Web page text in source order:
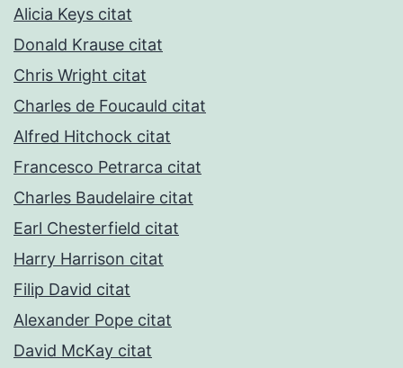
Alicia Keys citat
Donald Krause citat
Chris Wright citat
Charles de Foucauld citat
Alfred Hitchock citat
Francesco Petrarca citat
Charles Baudelaire citat
Earl Chesterfield citat
Harry Harrison citat
Filip David citat
Alexander Pope citat
David McKay citat